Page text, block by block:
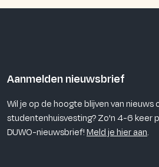
Aanmelden nieuwsbrief
Wil je op de hoogte blijven van nieuws
studentenhuisvesting? Zo'n 4-6 keer
DUWO-nieuwsbrief!Meld je hier aan.